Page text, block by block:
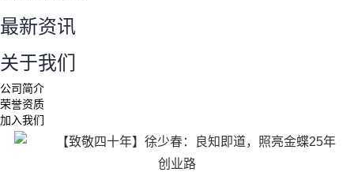
最新资讯
关于我们
公司简介
荣誉资质
加入我们
联系我们